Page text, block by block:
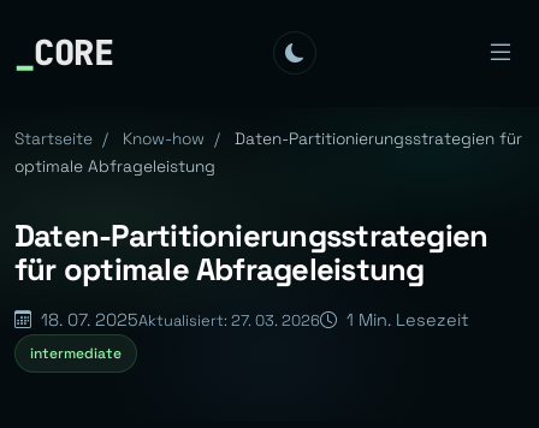
_CORE
Startseite / Know-how /
Daten-Partitionierungsstrategien für
optimale Abfrageleistung
Daten-Partitionierungsstrategien
für optimale Abfrageleistung
18. 07. 2025Aktualisiert: 27. 03. 2026 1 Min. Lesezeit
intermediate